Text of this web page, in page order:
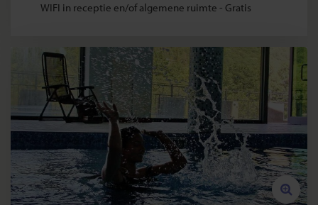
WIFI in receptie en/of algemene ruimte - Gratis